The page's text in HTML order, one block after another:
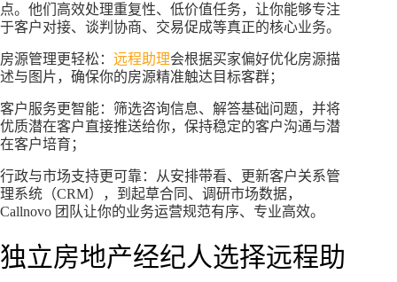
点。他们高效处理重复性、低价值任务，让你能够专注
于客户对接、谈判协商、交易促成等真正的核心业务。
房源管理更轻松： 远程助理会根据买家偏好优化房源描
述与图片，确保你的房源精准触达目标客群；
客户服务更智能：筛选咨询信息、解答基础问题，并将
优质潜在客户直接推送给你，保持稳定的客户沟通与潜
在客户培育；
行政与市场支持更可靠：从安排带看、更新客户关系管
理系统（CRM），到起草合同、调研市场数据，
Callnovo 团队让你的业务运营规范有序、专业高效。
独立房地产经纪人选择远程助